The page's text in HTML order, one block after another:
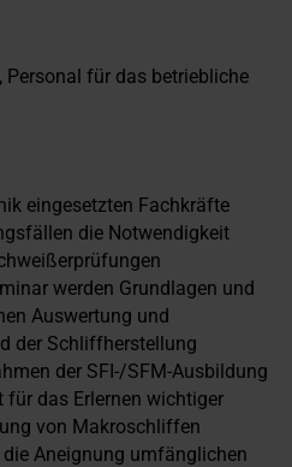
für das betriebliche
eingesetzten Fachkräfte
die Notwendigkeit
werden Grundlagen und
Auswertung und
der Schliffherstellung
der SFI-/SFM-Ausbildung
das Erlernen wichtiger
von Makroschliffen
Aneignung umfänglichen